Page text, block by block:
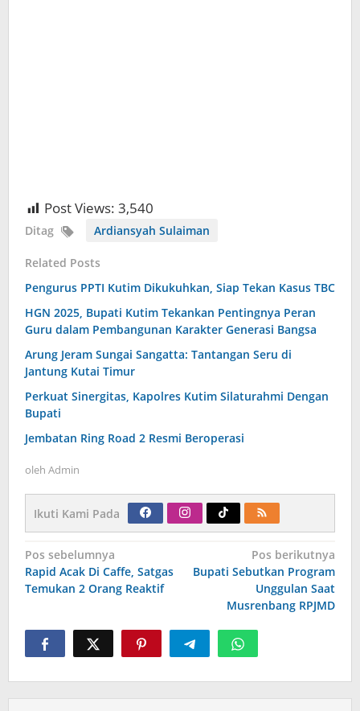
Post Views: 3,540
Ditag Ardiansyah Sulaiman
Related Posts
Pengurus PPTI Kutim Dikukuhkan, Siap Tekan Kasus TBC
HGN 2025, Bupati Kutim Tekankan Pentingnya Peran
Guru dalam Pembangunan Karakter Generasi Bangsa
Arung Jeram Sungai Sangatta: Tantangan Seru di
Jantung Kutai Timur
Perkuat Sinergitas, Kapolres Kutim Silaturahmi Dengan
Bupati
Jembatan Ring Road 2 Resmi Beroperasi
oleh Admin
Ikuti Kami Pada
Navigasi
pos
Pos sebelumnya
Rapid Acak Di Caffe, Satgas
Temukan 2 Orang Reaktif
Pos berikutnya
Bupati Sebutkan Program
Unggulan Saat
Musrenbang RPJMD